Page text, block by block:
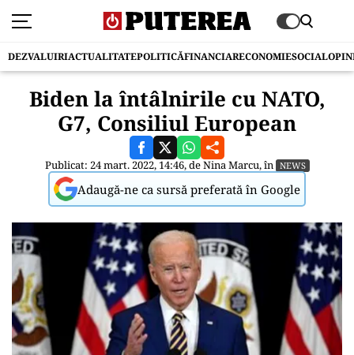
DEZVALUIRIACTUALITATEPOLITICĂFINANCIARECONOMIESOCIAL
Biden la întâlnirile cu NATO,
G7, Consiliul European
Publicat: 24 mart. 2022, 14:46, deNina Marcu, în NEWS
Adaugă-ne ca sursă preferată în Google